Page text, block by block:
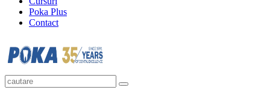
Poka Plus
Contact